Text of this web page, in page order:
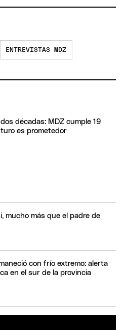
ENTREVISTAS MDZ
décadas: MDZ cumple 19
es prometedor
mucho más que el padre de
con frío extremo: alerta
en el sur de la provincia